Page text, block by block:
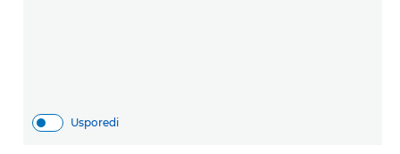
Usporedi